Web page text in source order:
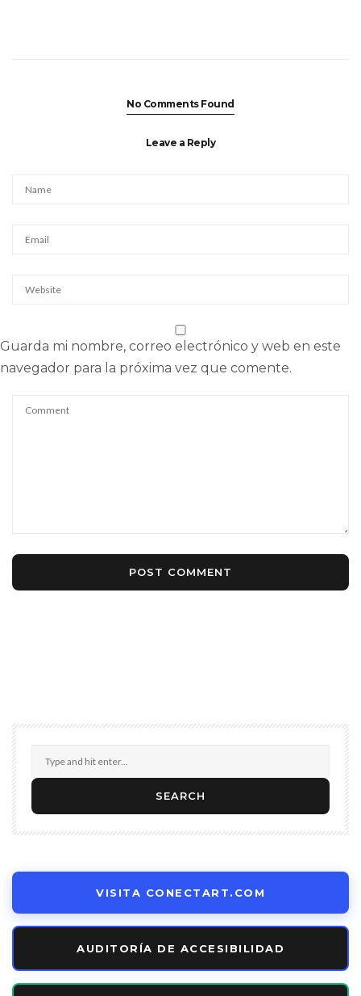
No Comments Found
Leave a Reply
Guarda mi nombre, correo electrónico y web en este
navegador para la próxima vez que comente.
VISITA CONECTART.COM
AUDITORÍA DE ACCESIBILIDAD